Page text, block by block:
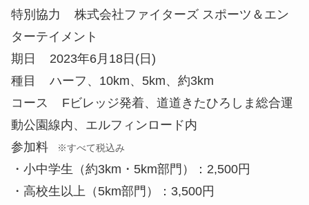
特別協力 株式会社ファイターズ スポーツ＆エン
ターテイメント
期日 2023年6月18日(日)
種目 ハーフ、10km、5km、約3km
コース Fビレッジ発着、道道きたひろしま総合運
動公園線内、エルフィンロード内
参加料
※すべて税込み
・小中学生（約3km・5km部門）：2,500円
・高校生以上（5km部門）：3,500円